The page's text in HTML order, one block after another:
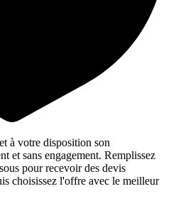
à votre disposition son
et sans engagement. Remplissez
pour recevoir des devis
choisissez l'offre avec le meilleur